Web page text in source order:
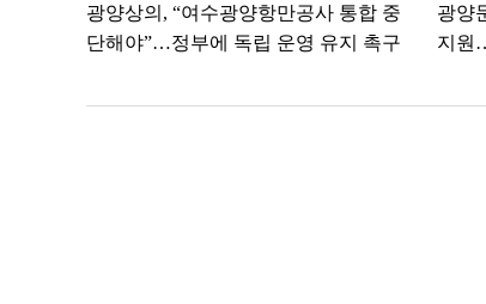
광양상의, “여수광양항만공사 통합 중
단해야”…정부에 독립 운영 유지 촉구
광양
지원